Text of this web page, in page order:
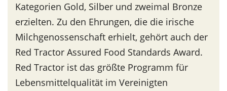
Kategorien Gold, Silber und zweimal Bronze
erzielten. Zu den Ehrungen, die die irische
Milchgenossenschaft erhielt, gehört auch der
Red Tractor Assured Food Standards Award.
Red Tractor ist das größte Programm für
Lebensmittelqualität im Vereinigten